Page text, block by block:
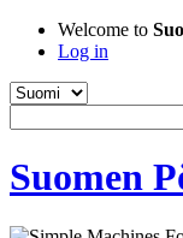
Welcome to
Log in
Suomen